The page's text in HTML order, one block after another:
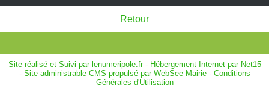
Retour
Site réalisé et Suivi par lenumeripole.fr- Hébergement Internet par Net15
- Site administrable CMS propulsé par WebSee Mairie- Conditions
Générales d'Utilisation